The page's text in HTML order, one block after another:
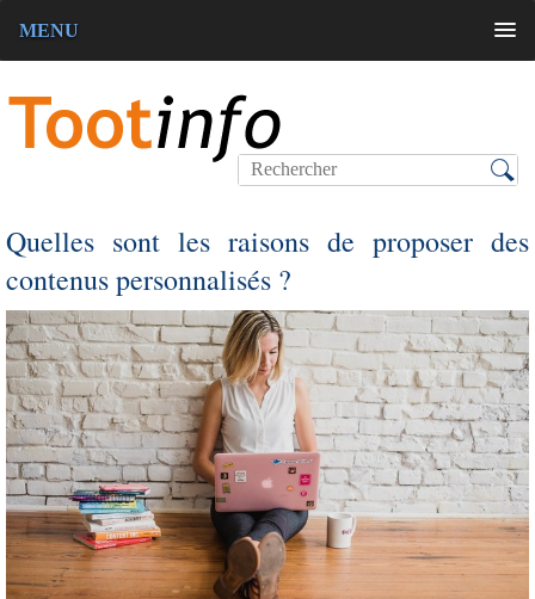
MENU
Quelles sont les raisons de proposer des
contenus personnalisés ?